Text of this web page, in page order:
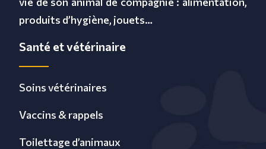
produits d’hygiène, jouets…
Santé et vétérinaire
Soins vétérinaires
Vaccins & rappels
Toilettage d’animaux